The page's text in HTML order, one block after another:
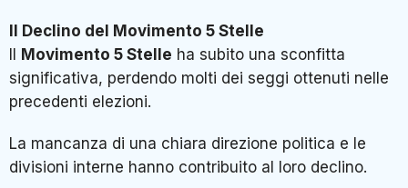
Il Declino del Movimento 5 Stelle
Movimento 5 Stelle ha subito una sconfitta
significativa, perdendo molti dei seggi ottenuti nelle
precedenti elezioni.
La mancanza di una chiara direzione politica e le
divisioni interne hanno contribuito al loro declino.